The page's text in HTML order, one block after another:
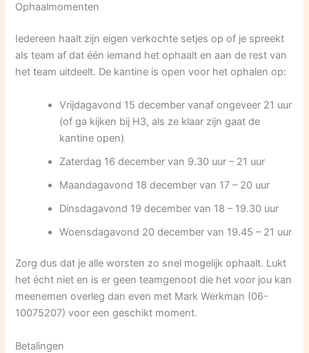
Ophaalmomenten
Iedereen haalt zijn eigen verkochte setjes op of je spreekt
als team af dat één iemand het ophaalt en aan de rest van
het team uitdeelt. De kantine is open voor het ophalen op:
Vrijdagavond 15 december vanaf ongeveer 21 uur
(of ga kijken bij H3, als ze klaar zijn gaat de
kantine open)
Zaterdag 16 december van 9.30 uur – 21 uur
Maandagavond 18 december van 17 – 20 uur
Dinsdagavond 19 december van 18 – 19.30 uur
Woensdagavond 20 december van 19.45 – 21 uur
Zorg dus dat je alle worsten zo snel mogelijk ophaalt. Lukt
het écht niet en is er geen teamgenoot die het voor jou kan
meenemen overleg dan even met Mark Werkman (06-
10075207) voor een geschikt moment.
Betalingen